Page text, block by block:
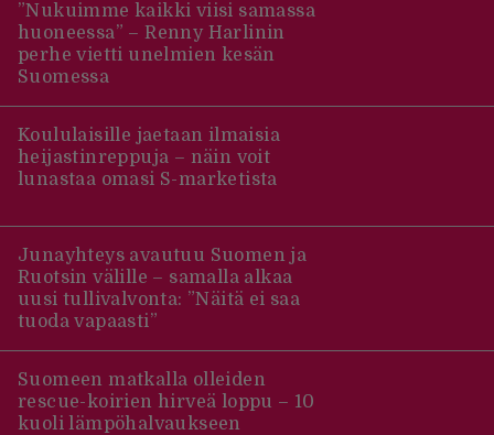
”Nukuimme kaikki viisi samassa
huoneessa” – Renny Harlinin
perhe vietti unelmien kesän
Suomessa
Koululaisille jaetaan ilmaisia
heijastinreppuja – näin voit
lunastaa omasi S-marketista
Junayhteys avautuu Suomen ja
Ruotsin välille – samalla alkaa
uusi tullivalvonta: ”Näitä ei saa
tuoda vapaasti”
Suomeen matkalla olleiden
rescue-koirien hirveä loppu – 10
kuoli lämpöhalvaukseen